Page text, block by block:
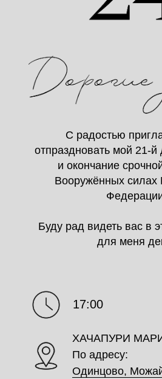
С радостью
отпраздновать мой 21-
и окончание
Вооружённых силах
Буду рад видеть вас в
для меня
17:00
ХАЧАПУРИ
По адресу:
Одинцово,